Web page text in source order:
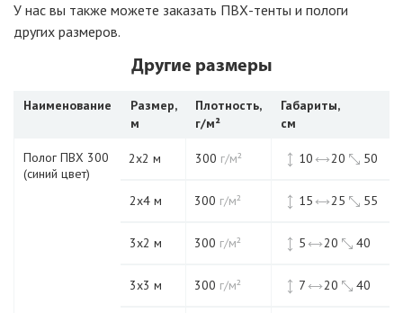
У нас вы также можете заказать ПВХ-тенты и пологи
других размеров.
Другие размеры
Наименование
Размер,
м
Плотность,
г/м²
Габариты,
см
Полог ПВХ 300
(синий цвет)
2х2 м 300 г/м² 10 20 50
2х4 м 300 г/м² 15 25 55
3х2 м 300 г/м² 5 20 40
3х3 м 300 г/м² 7 20 40